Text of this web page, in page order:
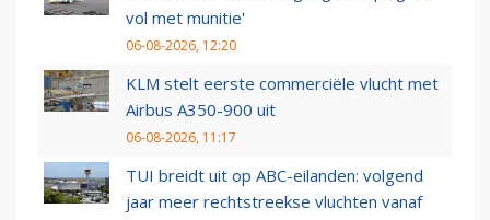
vol met munitie'
06-08-2026, 12:20
KLM stelt eerste commerciële vlucht met
Airbus A350-900 uit
06-08-2026, 11:17
TUI breidt uit op ABC-eilanden: volgend
jaar meer rechtstreekse vluchten vanaf